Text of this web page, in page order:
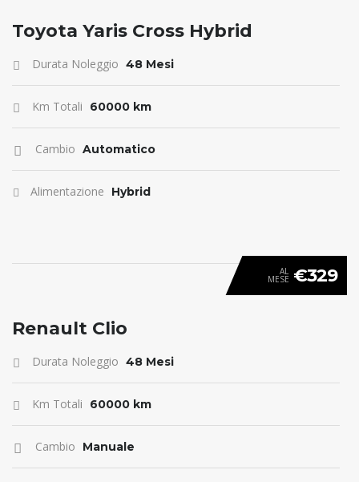
ANTICIPO 0
Toyota Yaris Cross Hybrid
Durata Noleggio 48 Mesi
Km Totali 60000 km
Cambio Automatico
Alimentazione Hybrid
ANTICIPO 0
AL
MESE €329
Renault Clio
Durata Noleggio 48 Mesi
Km Totali 60000 km
Cambio Manuale